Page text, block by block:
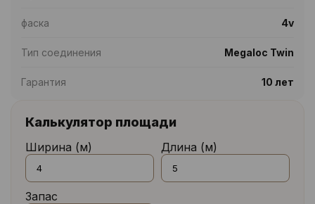
фаска 4v
Тип соединения Megaloc Twin
Гарантия 10 лет
Калькулятор площади
Ширина (м) Длина (м)
Запас